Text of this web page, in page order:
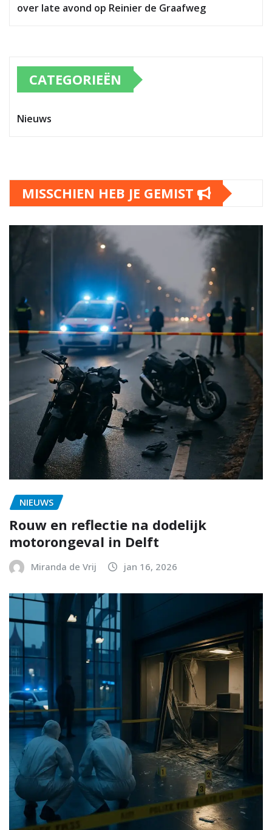
over late avond op Reinier de Graafweg
CATEGORIEËN
Nieuws
MISSCHIEN HEB JE GEMIST
NIEUWS
Rouw en reflectie na dodelijk
motorongeval in Delft
Miranda de Vrij jan 16, 2026